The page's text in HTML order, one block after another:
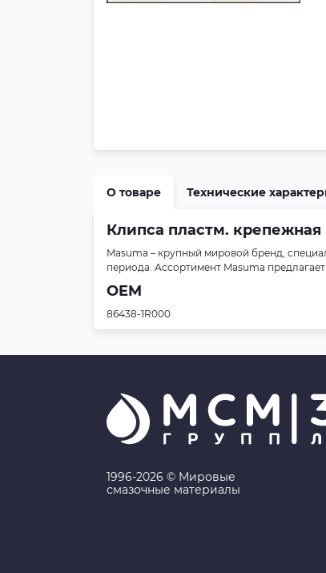
О товаре Технические
Клипса пластм. крепежная
Masuma – крупный мировой бренд,
периода. Ассортимент Masuma
OEM
86438-1R000
1996-2026 © Мировые
смазочные материалы